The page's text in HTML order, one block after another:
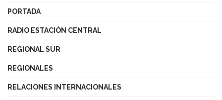
PORTADA
RADIO ESTACIÓN CENTRAL
REGIONAL SUR
REGIONALES
RELACIONES INTERNACIONALES